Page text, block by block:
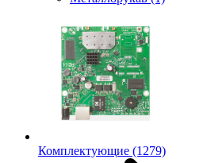
Комплектующие (1279)